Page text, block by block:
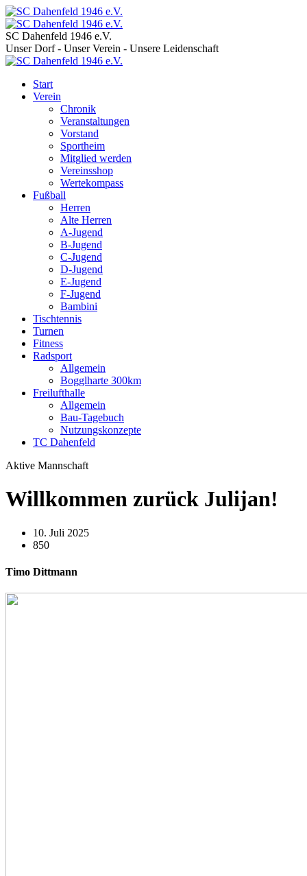
SC Dahenfeld 1946 e.V.
Unser Dorf - Unser Verein - Unsere Leidenschaft
Start
Verein
Chronik
Veranstaltungen
Vorstand
Sportheim
Mitglied werden
Vereinsshop
Wertekompass
Fußball
Herren
Alte Herren
A-Jugend
B-Jugend
C-Jugend
D-Jugend
E-Jugend
F-Jugend
Bambini
Tischtennis
Turnen
Fitness
Radsport
Allgemein
Bogglharte 300km
Freilufthalle
Allgemein
Bau-Tagebuch
Nutzungskonzepte
TC Dahenfeld
Aktive Mannschaft
Willkommen zurück Julijan!
10. Juli 2025
850
Timo Dittmann